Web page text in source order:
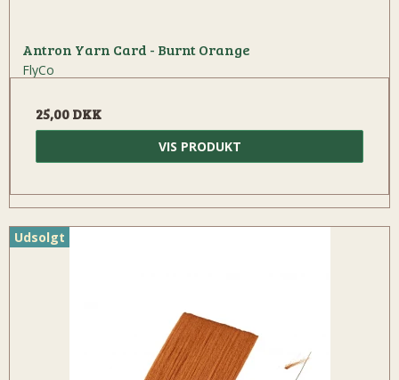
Antron Yarn Card - Burnt Orange
FlyCo
25,00 DKK
VIS PRODUKT
Udsolgt